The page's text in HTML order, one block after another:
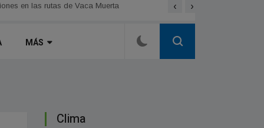
en las rutas de Vaca Muerta ATE solicitó al Municipio
‹ ›
MÁS
Clima